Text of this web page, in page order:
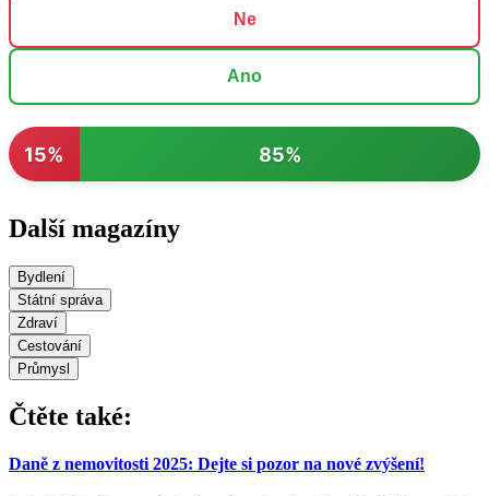
Ne
Ano
15% 85%
Další magazíny
Bydlení
Státní správa
Zdraví
Cestování
Průmysl
Čtěte také:
Daně z nemovitosti 2025: Dejte si pozor na nové zvýšení!